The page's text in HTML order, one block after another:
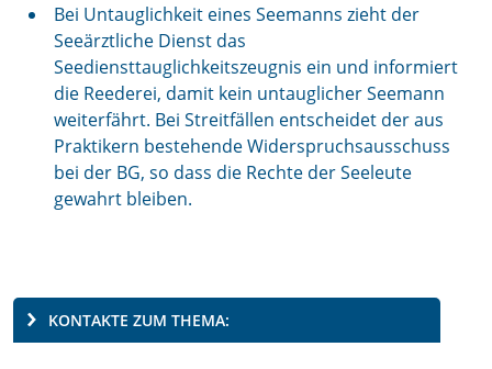
Bei Untauglichkeit eines Seemanns zieht der
Seeärztliche Dienst das
Seediensttauglichkeitszeugnis ein und informiert
die Reederei, damit kein untauglicher Seemann
weiterfährt. Bei Streitfällen entscheidet der aus
Praktikern bestehende Widerspruchsausschuss
bei der BG, so dass die Rechte der Seeleute
gewahrt bleiben.
KONTAKTE ZUM THEMA: